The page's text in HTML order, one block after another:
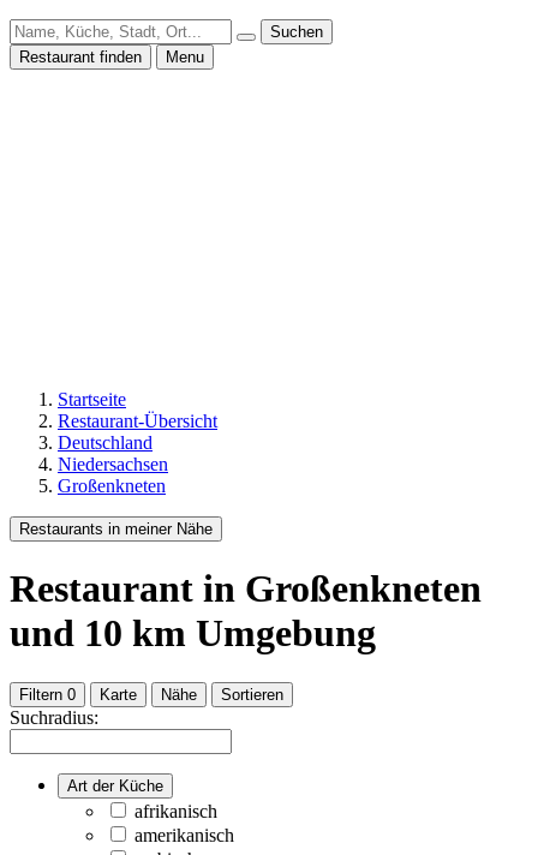
Suchen
Restaurant finden
Menu
Startseite
Restaurant-Übersicht
Deutschland
Niedersachsen
Großenkneten
Restaurants in meiner Nähe
Restaurant in Großenkneten
und 10 km Umgebung
Filtern 0 Karte Nähe Sortieren
Suchradius:
Art der Küche
afrikanisch
amerikanisch